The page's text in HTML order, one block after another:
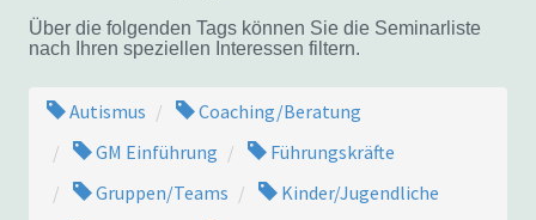
Über die folgenden Tags können Sie die Seminarliste
nach Ihren speziellen Interessen filtern.
Autismus
Coaching/Beratung
GM Einführung
Führungskräfte
Gruppen/Teams
Kinder/Jugendliche